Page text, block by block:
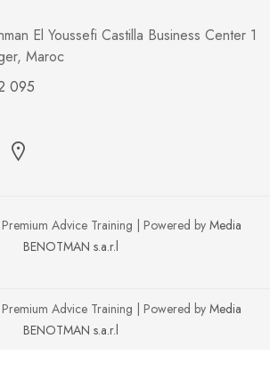
El Youssefi Castilla Business Center 1
Maroc
095
Advice Training | Powered by Media
BENOTMAN s.a.r.l
Advice Training | Powered by Media
BENOTMAN s.a.r.l